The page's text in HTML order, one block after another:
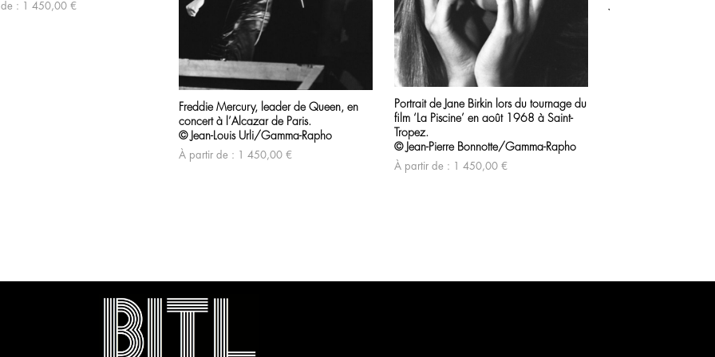
: 1 450,00 €
Freddie Mercury, leader de Queen, en
concert à l’Alcazar de Paris.
© Jean-Louis Urli/Gamma-Rapho
À partir de : 1 450,00 €
Portrait de Jane Birkin lors du tournage du
film ‘La Piscine’ en août 1968 à Saint-
Tropez.
© Jean-Pierre Bonnotte/Gamma-Rapho
À partir de : 1 450,00 €